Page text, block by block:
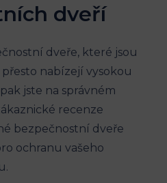
dveří
dveře, které jsou
nabízejí vysokou
jste na správném
recenze
bezpečnostní dveře
ochranu vašeho